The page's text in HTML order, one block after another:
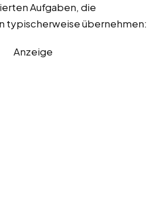
Aufgaben, die
typischerweise übernehmen:
Anzeige